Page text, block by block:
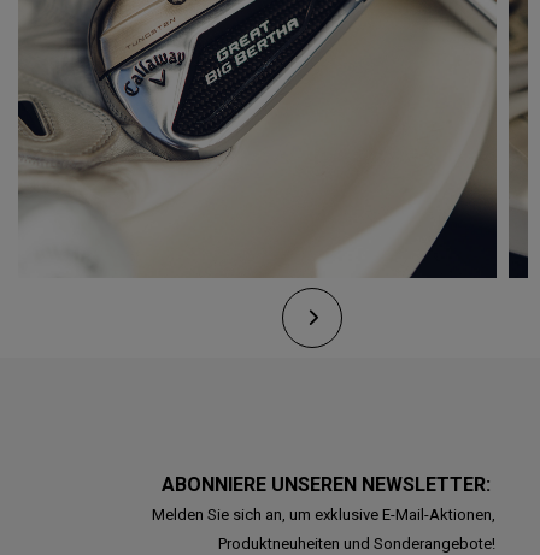
ABONNIERE UNSEREN NEWSLETTER:
Melden Sie sich an, um exklusive E-Mail-Aktionen,
Produktneuheiten und Sonderangebote!